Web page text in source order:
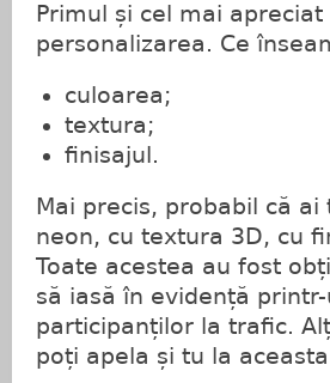
Primul și cel mai apreciat
personalizarea. Ce
culoarea;
textura;
finisajul.
Mai precis, probabil că
neon, cu textura 3D, cu
Toate acestea au fost
să iasă în evidență
participanților la trafic.
poți apela și tu la